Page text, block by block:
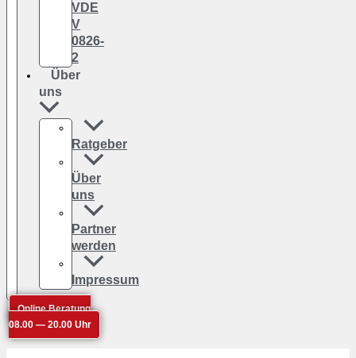
VDE
V
0826-
2
Über
uns
Ratgeber
Über
uns
Partner
werden
Impressum
Online Beratung
08.00 — 20.00 Uhr